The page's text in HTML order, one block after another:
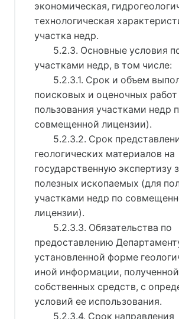
экономическая,
технологическая
участка недр.
5.2.3. Основные условия
участками недр, в том числе:
5.2.3.1. Срок и объем
поисковых и оценочных работ
пользования участками недр
совмещенной лицензии).
5.2.3.2. Срок
геологических материалов на
государственную экспертизу
полезных ископаемых (для
участками недр по
лицензии).
5.2.3.3. Обязательства по
предоставлению
установленной форме
иной информации, полученной
собственных средств, с
условий ее использования.
5.2.3.4. Срок направления